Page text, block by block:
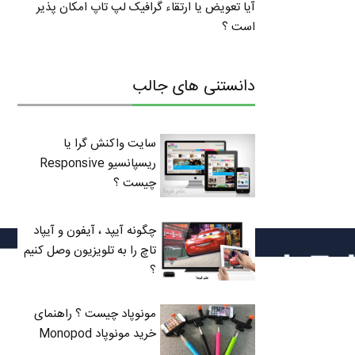
آیا تعویض یا ارتقاء گرافیک لپ تاپ امکان پذیر
است ؟
دانستنی های جالب
سایت واکنش گرا یا
ریسپانسیو Responsive
چیست ؟
چگونه آیپد ، آیفون و آیپاد
تاچ را به تلویزیون وصل کنیم
؟
مونوپاد چیست ؟ راهنمای
خرید مونوپاد Monopod